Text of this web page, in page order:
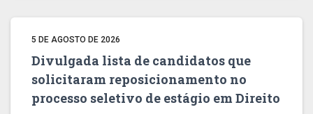
5 DE AGOSTO DE 2026
Divulgada lista de candidatos que
solicitaram reposicionamento no
processo seletivo de estágio em Direito